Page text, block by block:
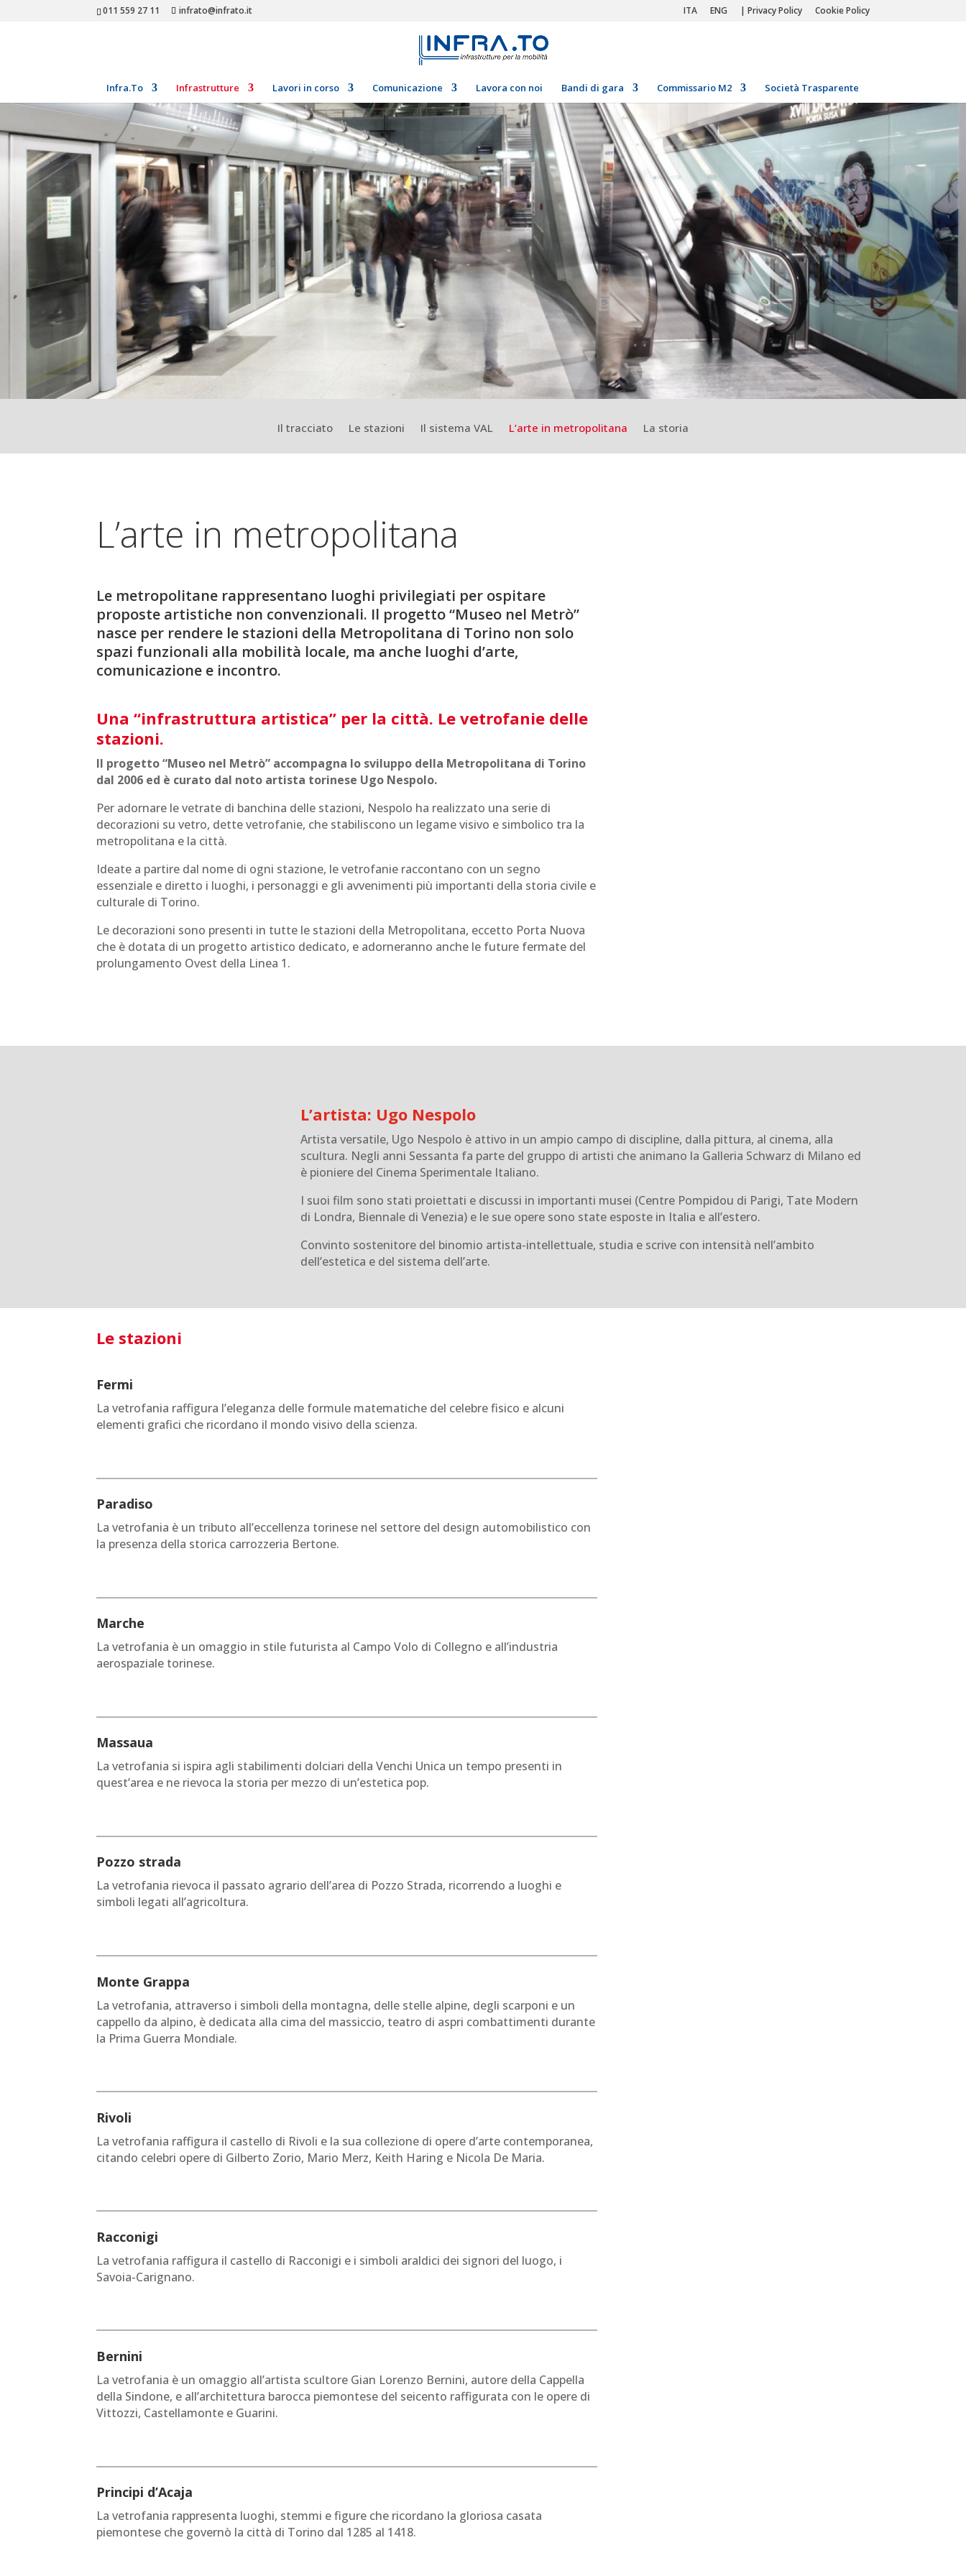
011 559 27 11 infrato@infrato.it ITA ENG | Privacy Policy Cookie Policy
Infra.To Infrastrutture Lavori in corso Comunicazione Lavora con noi Bandi di gara Commissario M2 Società Trasparente
Il tracciato Le stazioni Il sistema VAL L’arte in metropolitana La storia
L’arte in metropolitana
Le metropolitane rappresentano luoghi privilegiati per ospitare
proposte artistiche non convenzionali. Il progetto “Museo nel Metrò”
nasce per rendere le stazioni della Metropolitana di Torino non solo
spazi funzionali alla mobilità locale, ma anche luoghi d’arte,
comunicazione e incontro.
Una “infrastruttura artistica” per la città. Le vetrofanie delle
stazioni.
Il progetto “Museo nel Metrò” accompagna lo sviluppo della Metropolitana di Torino
dal 2006 ed è curato dal noto artista torinese Ugo Nespolo.
Per adornare le vetrate di banchina delle stazioni, Nespolo ha realizzato una serie di
decorazioni su vetro, dette vetrofanie, che stabiliscono un legame visivo e simbolico tra la
metropolitana e la città.
Ideate a partire dal nome di ogni stazione, le vetrofanie raccontano con un segno
essenziale e diretto i luoghi, i personaggi e gli avvenimenti più importanti della storia civile e
culturale di Torino.
Le decorazioni sono presenti in tutte le stazioni della Metropolitana, eccetto Porta Nuova
che è dotata di un progetto artistico dedicato, e adorneranno anche le future fermate del
prolungamento Ovest della Linea 1.
L’artista: Ugo Nespolo
Artista versatile, Ugo Nespolo è attivo in un ampio campo di discipline, dalla pittura, al cinema, alla
scultura. Negli anni Sessanta fa parte del gruppo di artisti che animano la Galleria Schwarz di Milano ed
è pioniere del Cinema Sperimentale Italiano.
I suoi film sono stati proiettati e discussi in importanti musei (Centre Pompidou di Parigi, Tate Modern
di Londra, Biennale di Venezia) e le sue opere sono state esposte in Italia e all’estero.
Convinto sostenitore del binomio artista-intellettuale, studia e scrive con intensità nell’ambito
dell’estetica e del sistema dell’arte.
Le stazioni
Fermi
La vetrofania raffigura l’eleganza delle formule matematiche del celebre fisico e alcuni
elementi grafici che ricordano il mondo visivo della scienza.
Paradiso
La vetrofania è un tributo all’eccellenza torinese nel settore del design automobilistico con
la presenza della storica carrozzeria Bertone.
Marche
La vetrofania è un omaggio in stile futurista al Campo Volo di Collegno e all’industria
aerospaziale torinese.
Massaua
La vetrofania si ispira agli stabilimenti dolciari della Venchi Unica un tempo presenti in
quest’area e ne rievoca la storia per mezzo di un’estetica pop.
Pozzo strada
La vetrofania rievoca il passato agrario dell’area di Pozzo Strada, ricorrendo a luoghi e
simboli legati all’agricoltura.
Monte Grappa
La vetrofania, attraverso i simboli della montagna, delle stelle alpine, degli scarponi e un
cappello da alpino, è dedicata alla cima del massiccio, teatro di aspri combattimenti durante
la Prima Guerra Mondiale.
Rivoli
La vetrofania raffigura il castello di Rivoli e la sua collezione di opere d’arte contemporanea,
citando celebri opere di Gilberto Zorio, Mario Merz, Keith Haring e Nicola De Maria.
Racconigi
La vetrofania raffigura il castello di Racconigi e i simboli araldici dei signori del luogo, i
Savoia-Carignano.
Bernini
La vetrofania è un omaggio all’artista scultore Gian Lorenzo Bernini, autore della Cappella
della Sindone, e all’architettura barocca piemontese del seicento raffigurata con le opere di
Vittozzi, Castellamonte e Guarini.
Principi d’Acaja
La vetrofania rappresenta luoghi, stemmi e figure che ricordano la gloriosa casata
piemontese che governò la città di Torino dal 1285 al 1418.